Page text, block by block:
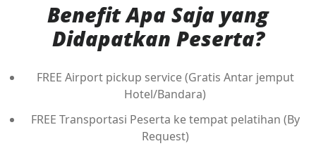
Benefit Apa Saja yang
Didapatkan Peserta?
FREE Airport pickup service (Gratis Antar jemput
Hotel/Bandara)
FREE Transportasi Peserta ke tempat pelatihan (By
Request)